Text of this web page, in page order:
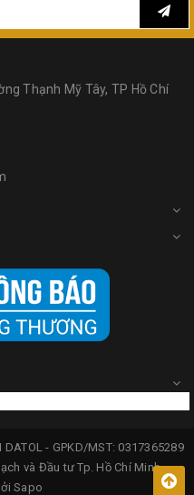
Thạnh Mỹ Tây, TP Hồ Chí
DATOL - GPKD/MST: 0317365289
và Đầu tư Tp. Hồ Chí Minh.
Sapo